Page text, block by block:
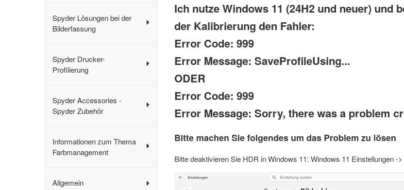
Spyder Lösungen bei der
Bilderfassung
Spyder Drucker-
Profilierung
Spyder Accessories -
Spyder Zubehör
Informationen zum Thema
Farbmanagement
Allgemein
Ich nutze Windows 11 (24H2 und neuer) und
der Kalibrierung den Fahler:
Error Code: 999
Error Message: SaveProfileUsing...
ODER
Error Code: 999
Error Message: Sorry, there was a problem
Bitte machen Sie folgendes um das Problem zu lösen
Bitte deaktivieren Sie HDR in Windows 11: Windows 11 Einstellungen -